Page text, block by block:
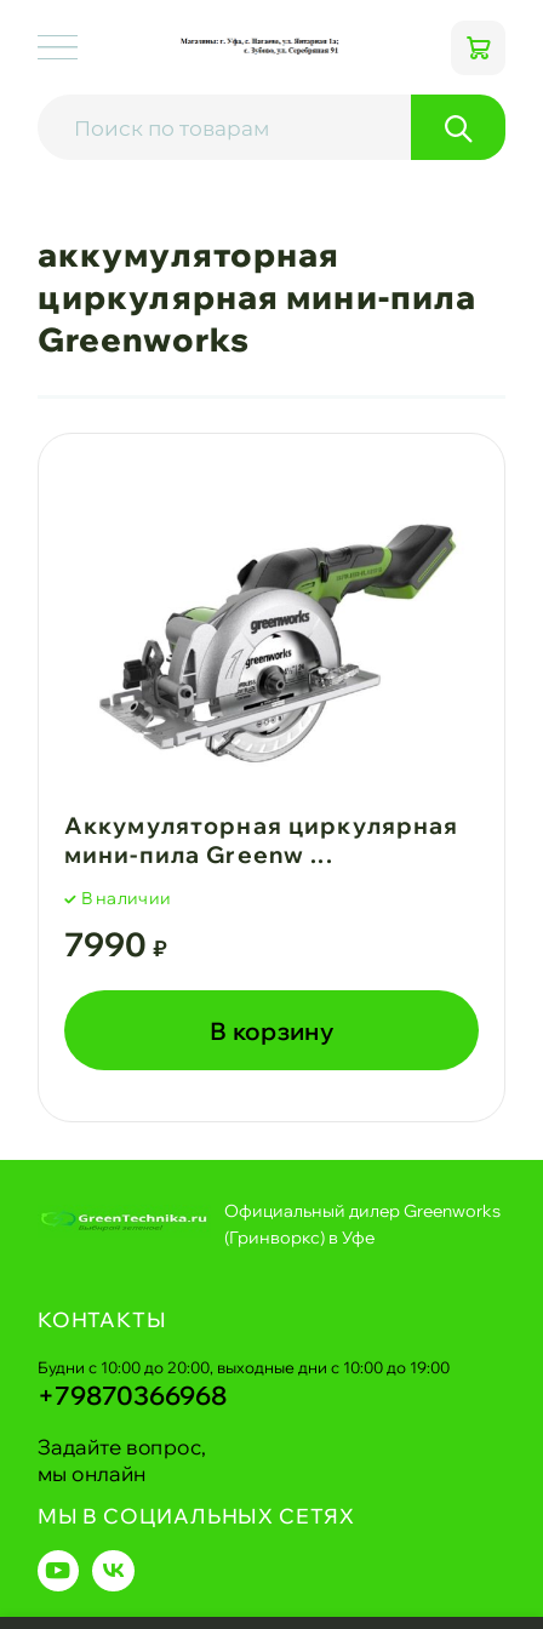
аккумуляторная
циркулярная мини-пила
Greenworks
Аккумуляторная циркулярная
мини-пила Greenw ...
В наличии
7990 ₽
В корзину
Официальный дилер Greenworks
(Гринворкс) в Уфе
КОНТАКТЫ
Будни с 10:00 до 20:00, выходные дни с 10:00 до 19:00
+79870366968
Задайте вопрос,
мы онлайн
МЫ В СОЦИАЛЬНЫХ СЕТЯХ